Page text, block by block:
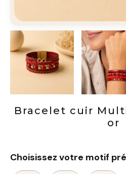
Bracelet cuir
or
Choisissez votre motif